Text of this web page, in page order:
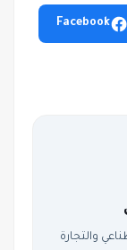
Facebook
والتجارة